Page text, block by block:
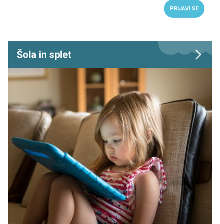
PRIJAVI SE
Šola in splet